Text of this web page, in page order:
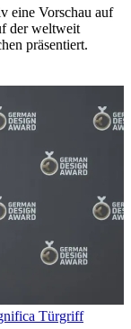
eine Vorschau auf
der weltweit
präsentiert.
Türgriff